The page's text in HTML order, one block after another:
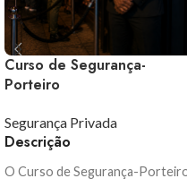
Curso de Segurança-
Porteiro
Segurança Privada
Descrição
O Curso de Segurança-